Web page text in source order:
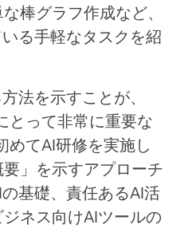
棒グラフ作成など、
る手軽なタスクを紹
法を示すことが、
とって非常に重要な
めてAI研修を実施し
」を示すアプローチ
基礎、責任あるAI活
ネス向けAIツールの